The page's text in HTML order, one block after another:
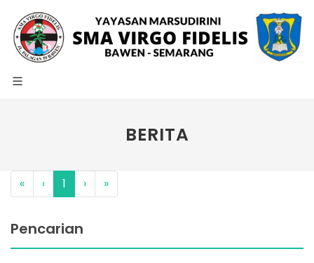
BERITA
« ‹ 1 › »
Pencarian